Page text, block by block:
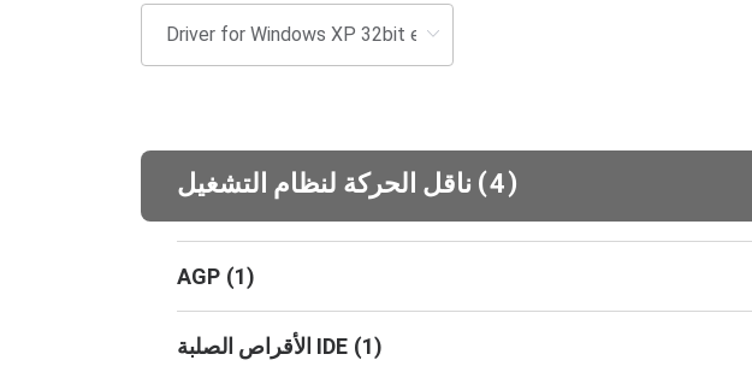
(4)
AGP (1)
الأقراص الصلبة IDE (1)